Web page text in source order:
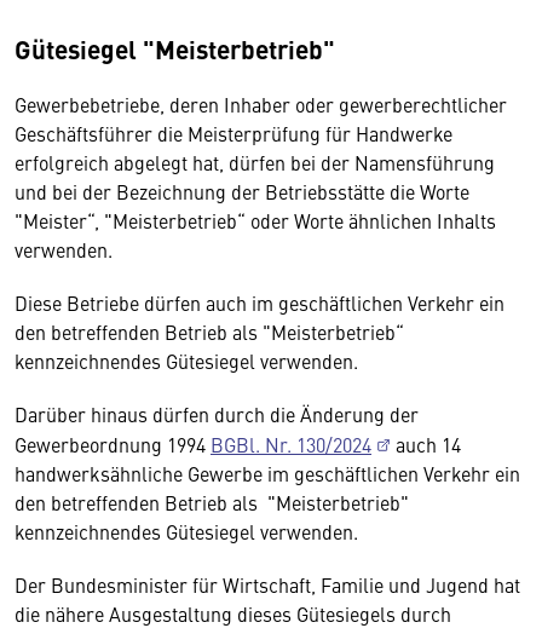
Gütesiegel "Meisterbetrieb"
Gewerbebetriebe, deren Inhaber oder gewerberechtlicher
Geschäftsführer die Meisterprüfung für Handwerke
erfolgreich abgelegt hat, dürfen bei der Namensführung
und bei der Bezeichnung der Betriebsstätte die Worte
"Meister“, "Meisterbetrieb“ oder Worte ähnlichen Inhalts
verwenden.
Diese Betriebe dürfen auch im geschäftlichen Verkehr ein
den betreffenden Betrieb als "Meisterbetrieb“
kennzeichnendes Gütesiegel verwenden.
Darüber hinaus dürfen durch die Änderung der
Gewerbeordnung 1994 BGBl. Nr. 130/2024
auch 14
handwerksähnliche Gewerbe im geschäftlichen Verkehr ein
den betreffenden Betrieb als "Meisterbetrieb"
kennzeichnendes Gütesiegel verwenden.
Der Bundesminister für Wirtschaft, Familie und Jugend hat
die nähere Ausgestaltung dieses Gütesiegels durch